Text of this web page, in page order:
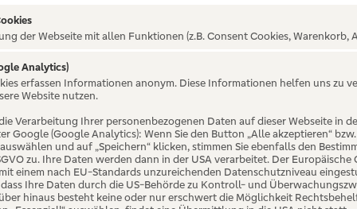
NICHT
der Webseite mit allen Funktionen (z.B. Consent Cookies, Warenkorb,
Analytics)
erfassen Informationen anonym. Diese Informationen helfen uns zu
Website nutzen.
Verarbeitung Ihrer personenbezogenen Daten auf dieser Webseite in
Google (Google Analytics): Wenn Sie den Button „Alle akzeptieren“
und auf „Speichern“ klicken, stimmen Sie ebenfalls den
zu. Ihre Daten werden dann in der USA verarbeitet. Der
einem nach EU-Standards unzureichenden Datenschutzniveau
Ihre Daten durch die US-Behörde zu Kontroll- und
hinaus besteht keine oder nur erschwert die Möglichkeit